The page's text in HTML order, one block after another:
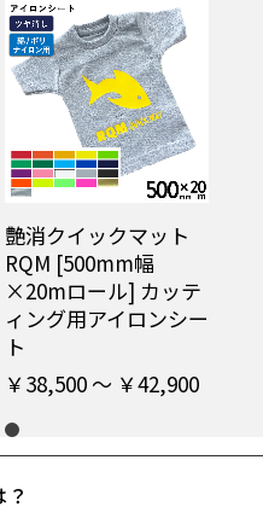
艶消クイックマット
RQM [500mm幅
×20mロール] カッテ
ィング用アイロンシー
ト
￥38,500 ～ ￥42,900